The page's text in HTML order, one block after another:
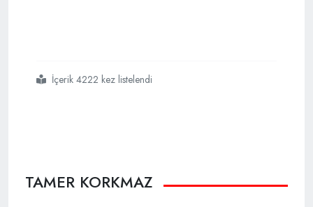
#paralel
#eşkıya
#türkiye ye
#hükümdar
#olmazİçerik 4222 kez listelendi
TAMER KORKMAZ